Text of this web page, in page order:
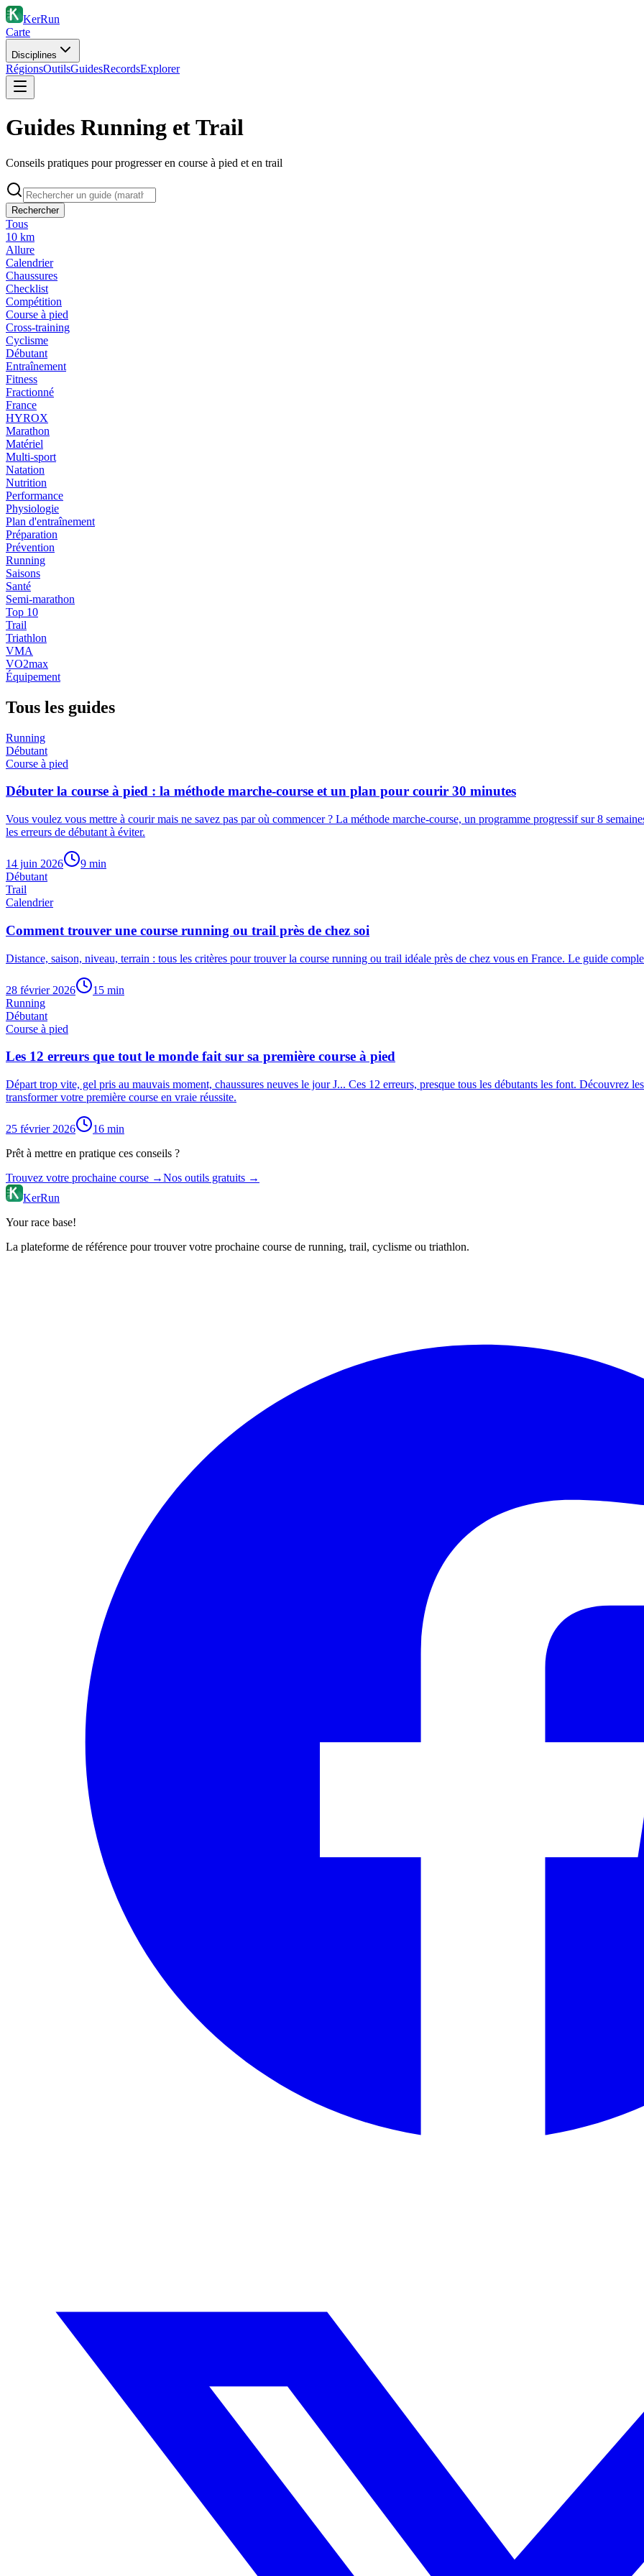
KerRun
Carte
Disciplines
RégionsOutilsGuidesRecordsExplorer
Guides Running et Trail
Conseils pratiques pour progresser en course à pied et en trail
Rechercher
Tous
10 km
Allure
Calendrier
Chaussures
Checklist
Compétition
Course à pied
Cross-training
Cyclisme
Débutant
Entraînement
Fitness
Fractionné
France
HYROX
Marathon
Matériel
Multi-sport
Natation
Nutrition
Performance
Physiologie
Plan d'entraînement
Préparation
Prévention
Running
Saisons
Santé
Semi-marathon
Top 10
Trail
Triathlon
VMA
VO2max
Équipement
Tous les guides
Running
Débutant
Course à pied
Débuter la course à pied : la méthode marche-course et un plan pour courir 30 minutes
Vous voulez vous mettre à courir mais ne savez pas par où commencer ? La méthode marche-course, un programme progressif sur 8
les erreurs de débutant à éviter.
14 juin 2026 9 min
Débutant
Trail
Calendrier
Comment trouver une course running ou trail près de chez soi
Distance, saison, niveau, terrain : tous les critères pour trouver la course running ou trail idéale près de chez vous en France. Le guide
28 février 2026 15 min
Running
Débutant
Course à pied
Les 12 erreurs que tout le monde fait sur sa première course à pied
Départ trop vite, gel pris au mauvais moment, chaussures neuves le jour J... Ces 12 erreurs, presque tous les débutants les font. Découvrez
transformer votre première course en vraie réussite.
25 février 2026 16 min
Prêt à mettre en pratique ces conseils ?
Trouvez votre prochaine course →Nos outils gratuits →
KerRun
Your race base!
La plateforme de référence pour trouver votre prochaine course de running, trail, cyclisme ou triathlon.